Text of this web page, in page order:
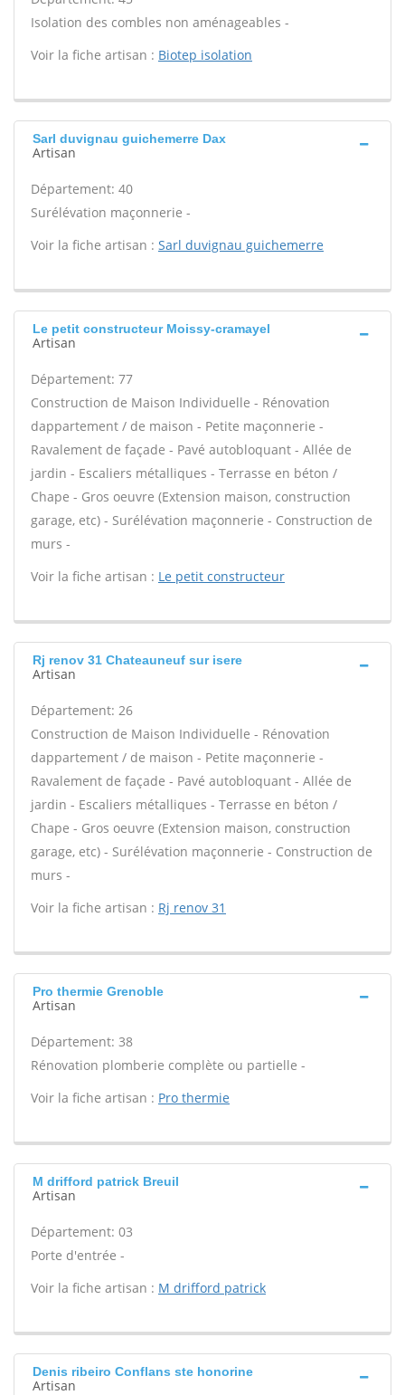
Isolation des combles non aménageables -
Voir la fiche artisan : Biotep isolation
Sarl duvignau guichemerre Dax
Artisan
Département: 40
Surélévation maçonnerie -
Voir la fiche artisan : Sarl duvignau guichemerre
Le petit constructeur Moissy-cramayel
Artisan
Département: 77
Construction de Maison Individuelle - Rénovation
dappartement / de maison - Petite maçonnerie -
Ravalement de façade - Pavé autobloquant - Allée de
jardin - Escaliers métalliques - Terrasse en béton /
Chape - Gros oeuvre (Extension maison, construction
garage, etc) - Surélévation maçonnerie - Construction de
murs -
Voir la fiche artisan : Le petit constructeur
Rj renov 31 Chateauneuf sur isere
Artisan
Département: 26
Construction de Maison Individuelle - Rénovation
dappartement / de maison - Petite maçonnerie -
Ravalement de façade - Pavé autobloquant - Allée de
jardin - Escaliers métalliques - Terrasse en béton /
Chape - Gros oeuvre (Extension maison, construction
garage, etc) - Surélévation maçonnerie - Construction de
murs -
Voir la fiche artisan : Rj renov 31
Pro thermie Grenoble
Artisan
Département: 38
Rénovation plomberie complète ou partielle -
Voir la fiche artisan : Pro thermie
M drifford patrick Breuil
Artisan
Département: 03
Porte d'entrée -
Voir la fiche artisan : M drifford patrick
Denis ribeiro Conflans ste honorine
Artisan